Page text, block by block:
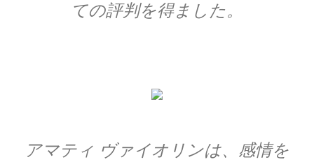
ての評判を得ました。
アマティ ヴァイオリンは、感情を